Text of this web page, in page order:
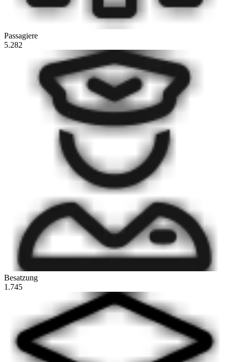
Passagiere
5.282
Besatzung
1.745